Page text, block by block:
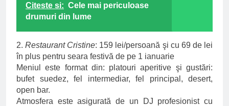
Citeste si: Cele mai periculoase
drumuri din lume
2.Restaurant Cristine: 159 lei/persoană şi cu 69 de lei
în plus pentru seara festivă de pe 1 ianuarie
Meniul este format din: platouri aperitive şi gustări:
bufet suedez, fel intermediar, fel principal, desert,
open bar.
Atmosfera este asigurată de un DJ profesionist cu